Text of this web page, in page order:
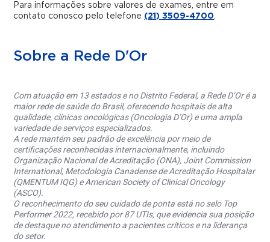
Para informações sobre valores de exames, entre em
contato conosco pelo telefone (21) 3509-4700.
Sobre a Rede D'Or
Com atuação em 13 estados e no Distrito Federal, a Rede D’Or é a
maior rede de saúde do Brasil, oferecendo hospitais de alta
qualidade, clínicas oncológicas (Oncologia D’Or) e uma ampla
variedade de serviços especializados.
A rede mantém seu padrão de excelência por meio de
certificações reconhecidas internacionalmente, incluindo
Organização Nacional de Acreditação (ONA), Joint Commission
International, Metodologia Canadense de Acreditação Hospitalar
(QMENTUM IQG) e American Society of Clinical Oncology
(ASCO).
O reconhecimento do seu cuidado de ponta está no selo Top
Performer 2022, recebido por 87 UTIs, que evidencia sua posição
de destaque no atendimento a pacientes críticos e na liderança
do setor.